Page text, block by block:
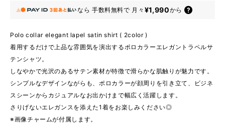
なら 手数料無料で 月々 ¥1,990から
Polo collar elegant lapel satin shirt ( 2color )
着用するだけで上品な雰囲気を演出するポロカラーエレガントラペルサ
テンシャツ。
しなやかで光沢のあるサテン素材が特徴で滑らかな肌触りが魅力です。
シンプルなデザインながらも、ポロカラーが顔周りを引き立て、ビジネ
スシーンからカジュアルなお出かけまで幅広く活躍します。
さりげないエレガンスを添えた1着をお楽しみください◎
※画像チャームが付属します。